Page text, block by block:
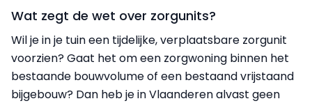
Wat zegt de wet over zorgunits?
Wil je in je tuin een tijdelijke, verplaatsbare zorgunit
voorzien? Gaat het om een zorgwoning binnen het
bestaande bouwvolume of een bestaand vrijstaand
bijgebouw? Dan heb je in Vlaanderen alvast geen